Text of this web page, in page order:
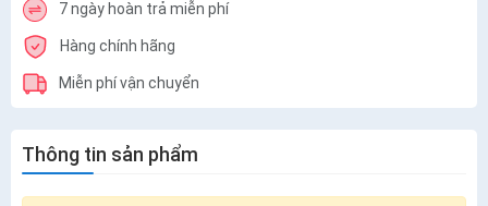
7 ngày hoàn trả miễn phí
Hàng chính hãng
Miễn phí vận chuyển
Thông tin sản phẩm